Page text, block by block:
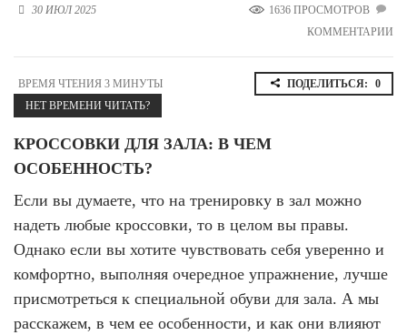
Новосибирская область (3)
Республика Башкортостан (3)
Республика Крым (1)
Республика Татарстан (2)
Ростовская область (2)
Самарская область (1)
Санкт-Петербург и ЛО (3)
Саратовская область (1)
Свердловская область (5)
Северная Осетия (2)
Смоленская область (1)
Томская область (1)
30 ИЮЛ 2025
1636 ПРОСМОТРОВ
КОММЕНТАРИИ
ВРЕМЯ ЧТЕНИЯ 3 МИНУТЫ
НЕТ ВРЕМЕНИ ЧИТАТЬ?
ПОДЕЛИТЬСЯ: 0
КРОССОВКИ ДЛЯ ЗАЛА: В ЧЕМ
ОСОБЕННОСТЬ?
Если вы думаете, что на тренировку в зал можно
надеть любые кроссовки, то в целом вы правы.
Однако если вы хотите чувствовать себя уверенно и
комфортно, выполняя очередное упражнение, лучше
присмотреться к специальной обуви для зала. А мы
расскажем, в чем ее особенности, и как они влияют